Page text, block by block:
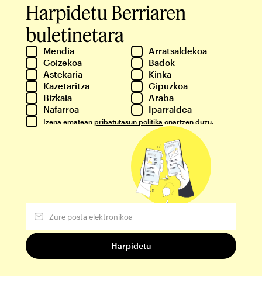
Harpidetu Berriaren
buletinetara
Mendia
Arratsaldekoa
Goizekoa
Badok
Astekaria
Kinka
Kazetaritza
Gipuzkoa
Bizkaia
Araba
Nafarroa
Iparraldea
Izena ematean pribatutasun politika onartzen duzu.